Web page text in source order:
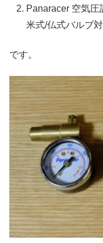
Panaracer 空気
米式/仏式バルブ
です。